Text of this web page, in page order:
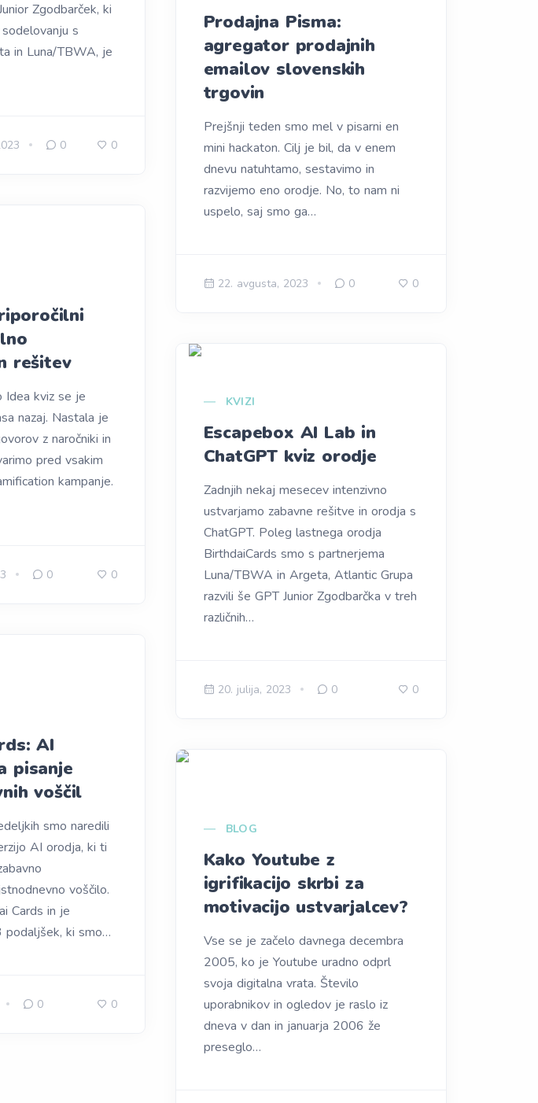
Zgodbarček, ki
s
in Luna/TBWA, je
0 0
Prodajna Pisma:
agregator prodajnih
emailov slovenskih
trgovin
Prejšnji teden smo mel v pisarni en
mini hackaton. Cilj je bil, da v enem
dnevu natuhtamo, sestavimo in
razvijemo eno orodje. No, to nam ni
uspelo, saj smo ga…
22. avgusta, 2023 0 0
rešitev
Idea kviz se je
nazaj. Nastala je
z naročniki in
pred vsakim
kampanje.
0 0
KVIZI
Escapebox AI Lab in
ChatGPT kviz orodje
Zadnjih nekaj mesecev intenzivno
ustvarjamo zabavne rešitve in orodja s
ChatGPT. Poleg lastnega orodja
BirthdaiCards smo s partnerjema
Luna/TBWA in Argeta, Atlantic Grupa
razvili še GPT Junior Zgodbarčka v treh
različnih…
20. julija, 2023 0 0
AI
pisanje
voščil
smo naredili
AI orodja, ki ti
voščilo.
Cards in je
podaljšek, ki smo…
0 0
BLOG
Kako Youtube z
igrifikacijo skrbi za
motivacijo ustvarjalcev?
Vse se je začelo davnega decembra
2005, ko je Youtube uradno odprl
svoja digitalna vrata. Število
uporabnikov in ogledov je raslo iz
dneva v dan in januarja 2006 že
preseglo…